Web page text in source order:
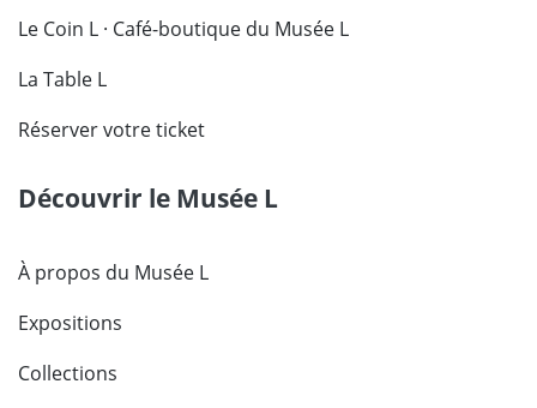
Le Coin L · Café-boutique du Musée L
La Table L
Réserver votre ticket
Découvrir le Musée L
À propos du Musée L
Expositions
Collections